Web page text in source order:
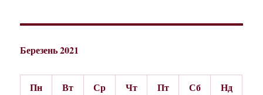
Березень 2021
Пн Вт Ср Чт Пт Сб Нд